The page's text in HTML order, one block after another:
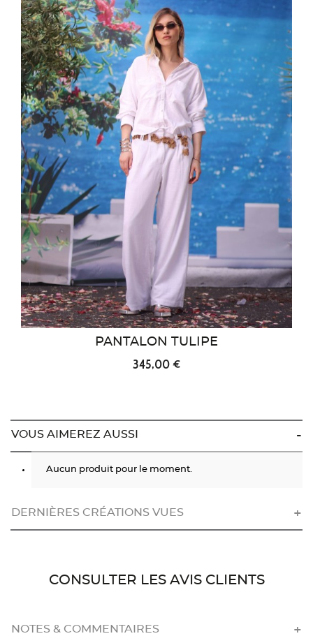
PANTALON TULIPE
345,00 €
VOUS AIMEREZ AUSSI
Aucun produit pour le moment.
DERNIÈRES CRÉATIONS VUES
CONSULTER LES AVIS CLIENTS
NOTES & COMMENTAIRES